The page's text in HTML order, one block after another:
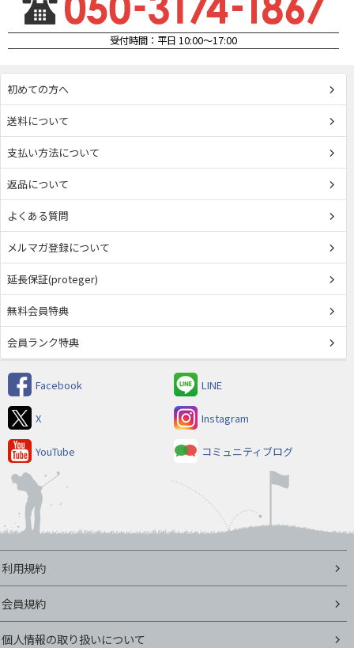
受付時間：平日 10:00～17:00
初めての方へ
送料について
支払い方法について
返品について
よくある質問
メルマガ登録について
延長保証(proteger)
無料会員特典
会員ランク特典
Facebook LINE
X Instagram
YouTube コミュニティブログ
利用規約
会員規約
個人情報の取り扱いについて